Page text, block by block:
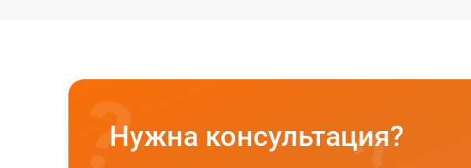
Нужна консультация?